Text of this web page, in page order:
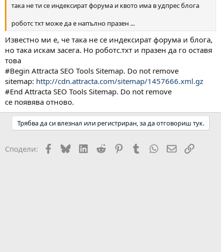
така не ти се индексират форума и квото има в удпрес блога
роботс тхт може да е напълно празен ...
Известно ми е, че така не се индексират форума и блога,
но така искам засега. Но роботс.тхт и празен да го оставя
това
#Begin Attracta SEO Tools Sitemap. Do not remove
sitemap: http://cdn.attracta.com/sitemap/1457666.xml.gz
#End Attracta SEO Tools Sitemap. Do not remove
се появява отново.
Трябва да си влезнал или регистриран, за да отговориш тук.
Сподели: Facebook
BlueskyLinkedIn
Reddit PinterestTumblr WhatsApp
EmailLink